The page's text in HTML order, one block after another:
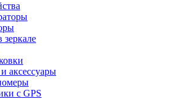
зеркале
аксессуары
с GPS